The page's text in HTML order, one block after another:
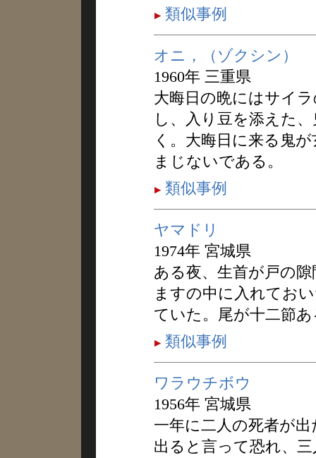
類似事例
オニ，（ゾクシン）
1960年 三重県
大晦日の晩にはサイ
し、入り豆を添えた
く。大晦日に来る鬼
まじないである。
類似事例
ヤマドリ
1974年 宮城県
ある夜、生首が戸の
ますの中に入れてお
ていた。尾が十二節
類似事例
ワラウチボウ
1956年 宮城県
一年に二人の死者が
出ると言って恐れ、